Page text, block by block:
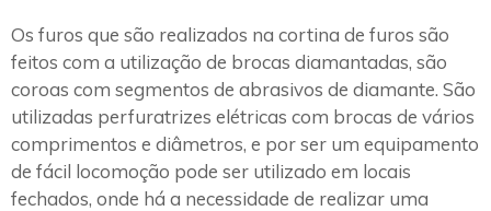
Os furos que são realizados na cortina de furos são
feitos com a utilização de brocas diamantadas, são
coroas com segmentos de abrasivos de diamante. São
utilizadas perfuratrizes elétricas com brocas de vários
comprimentos e diâmetros, e por ser um equipamento
de fácil locomoção pode ser utilizado em locais
fechados, onde há a necessidade de realizar uma